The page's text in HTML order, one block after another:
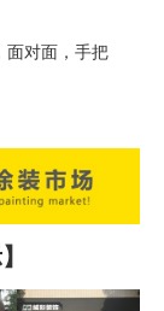
对面，手把